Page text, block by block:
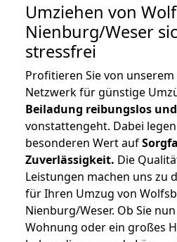
Umziehen von
Nienburg/Weser
stressfrei
Profitieren Sie von
Netzwerk für günstige
Beiladung reibungslos
vonstattengeht. Dabei
besonderen Wert auf
Zuverlässigkeit. Die
Leistungen machen uns zu
für Ihren Umzug von
Nienburg/Weser. Ob Sie
Wohnung oder ein großes